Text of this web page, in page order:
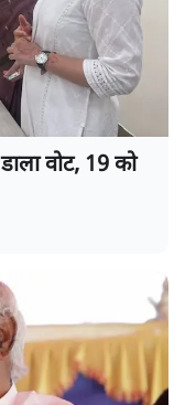
वोट, 19 को